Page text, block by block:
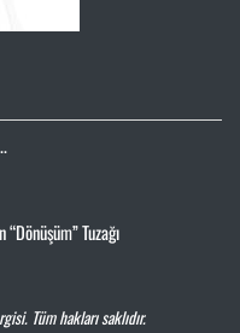
Tuzağı
. Tüm hakları saklıdır.